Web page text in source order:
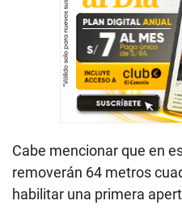
Cabe mencionar que en
removerán 64 metros
habilitar una primera